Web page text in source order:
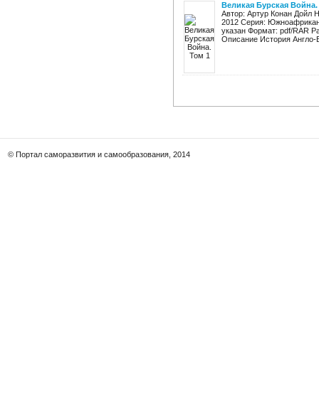
Великая Бурская
Автор: Артур Конан Дойл
2012 Серия:
указан Формат: pdf/RAR
Описание История Англо-
© Портал саморазвития и самообразования, 2014